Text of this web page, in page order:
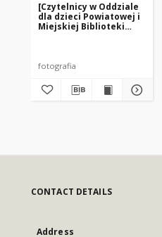
[Czytelnicy w Oddziale
dla dzieci Powiatowej i
Miejskiej Biblioteki
fotografia
CONTACT DETAILS
Address